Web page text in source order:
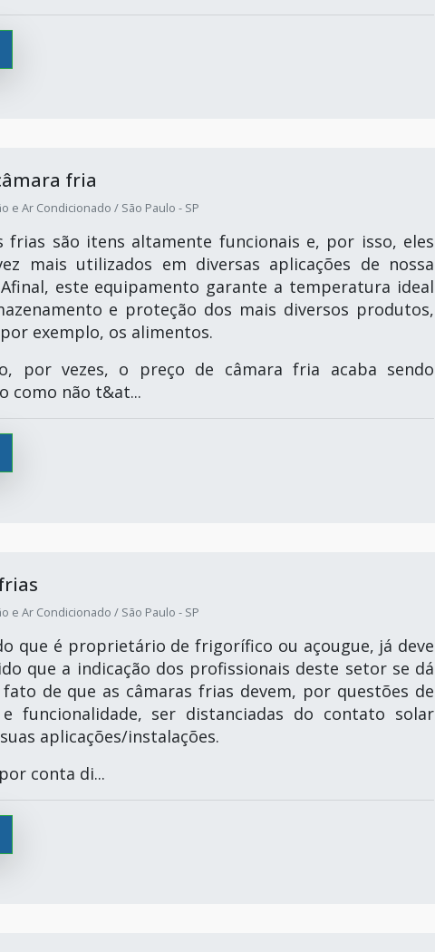
fria
e Ar Condicionado / São Paulo - SP
frias são itens altamente funcionais e, por isso, eles
mais utilizados em diversas aplicações de nossa
Afinal, este equipamento garante a temperatura ideal
e proteção dos mais diversos produtos,
exemplo, os alimentos.
por vezes, o preço de câmara fria acaba sendo
como não t&at...
e Ar Condicionado / São Paulo - SP
que é proprietário de frigorífico ou açougue, já deve
que a indicação dos profissionais deste setor se dá
de que as câmaras frias devem, por questões de
e funcionalidade, ser distanciadas do contato solar
aplicações/instalações.
conta di...